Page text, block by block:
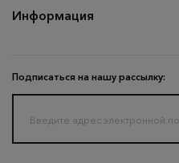
Подписаться на нашу рассылку:
Информация